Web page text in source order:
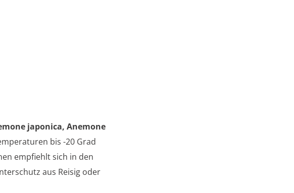
japonica, Anemone
bis -20 Grad
empfiehlt sich in den
aus Reisig oder